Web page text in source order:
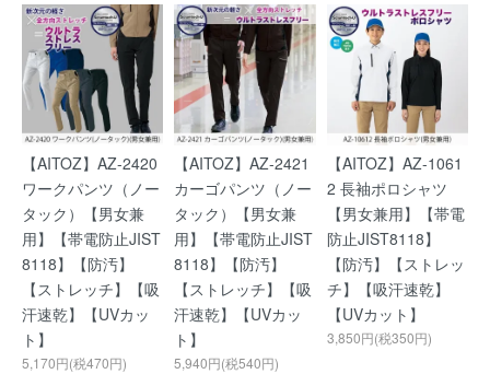
【AITOZ】AZ-2420
ワークパンツ（ノー
タック）【男女兼
用】【帯電防止JIST
8118】【防汚】
【ストレッチ】【吸
汗速乾】【UVカッ
ト】
5,170円(税470円)
【AITOZ】AZ-2421
カーゴパンツ（ノー
タック）【男女兼
用】【帯電防止JIST
8118】【防汚】
【ストレッチ】【吸
汗速乾】【UVカッ
ト】
5,940円(税540円)
【AITOZ】AZ-1061
2 長袖ポロシャツ
【男女兼用】【帯電
防止JIST8118】
【防汚】【ストレッ
チ】【吸汗速乾】
【UVカット】
3,850円(税350円)